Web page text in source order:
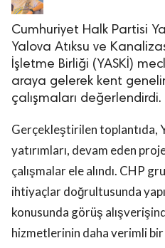
Asayiş
Cumhuriyet Halk Partisi
Yalova Atıksu ve
İşletme Birliği (YASKİ)
araya gelerek kent
çalışmaları değerlendirdi.
Gerçekleştirilen toplantıda,
yatırımları, devam eden
çalışmalar ele alındı. CHP
ihtiyaçlar doğrultusunda
konusunda görüş
hizmetlerinin daha verimli